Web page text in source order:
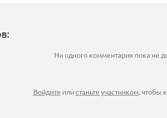
Ни одного комментария пока не
Войдите илистаньте участником, чтобы